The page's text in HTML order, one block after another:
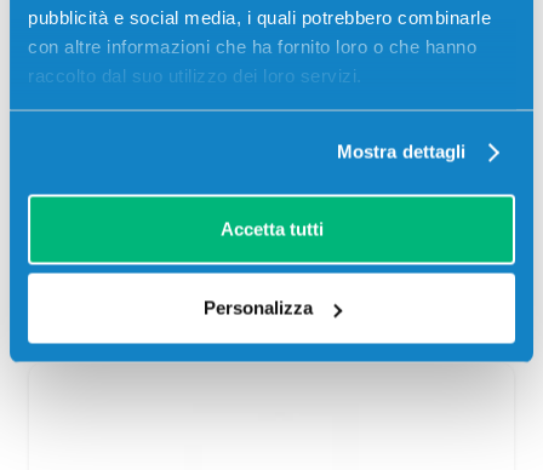
pubblicità e social media, i quali potrebbero combinarle
con altre informazioni che ha fornito loro o che hanno
raccolto dal suo utilizzo dei loro servizi.
Mostra dettagli
Accetta tutti
Personalizza
CONSEGNA IN 3-5 GIORNI
Aggiungi al carrello
visualizzare l'offerta